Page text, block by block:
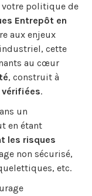
votre politique de
Entrepôt en
aux enjeux
cette
au cœur
, construit à
.
un
en étant
les risques
non sécurisé,
etc.